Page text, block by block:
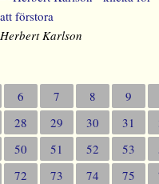
Herbert Karlson
6 7 8 9
28 29 30 31
50 51 52 53
72 73 74 75